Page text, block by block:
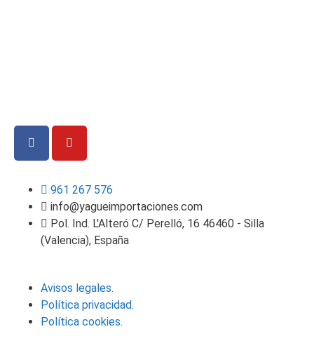
961 267 576
info@yagueimportaciones.com
Pol. Ind. L'Alteró C/ Perelló, 16 46460 - Silla
(Valencia), España
Avisos legales.
Política privacidad.
Política cookies.